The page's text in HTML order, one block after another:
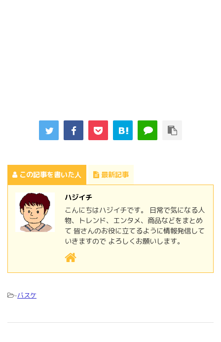
この記事を書いた人 最新記事
ハジイチ
こんにちはハジイチです。 日常で気になる人
物、トレンド、エンタメ、商品などをまとめ
て 皆さんのお役に立てるように情報発信して
いきますので よろしくお願いします。
-バスケ